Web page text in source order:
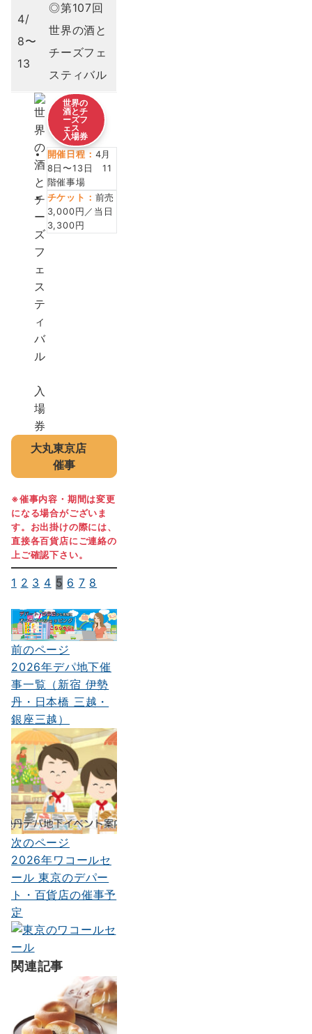
4/
8〜
13
◎第107回
世界の酒と
チーズフェ
スティバル
世界の
酒とチ
ーズフ
ェス
入場券
開催日程： 4月
8日〜13日 11
階催事場
チケット： 前売
3,000円／当日
3,300円
大丸東京店
催事
※催事内容・期間は変更
になる場合がございま
す。お出掛けの際には、
直接各百貨店にご連絡の
上ご確認下さい。
1 2 3 4 5 6 7 8
投
稿
ナ
ビ
ゲ
ー
シ
ョ
ン
前のページ
2026年デパ地下催
事一覧（新宿 伊勢
丹・日本橋 三越・
銀座三越）
次のページ
2026年ワコールセ
ール 東京のデパー
ト・百貨店の催事予
定
関連記事